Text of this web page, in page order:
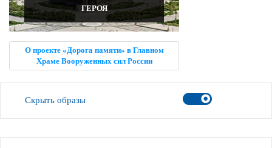
ГЕРОЯ
О проекте «Дорога памяти» в Главном
Храме Вооруженных сил России
Скрыть образы